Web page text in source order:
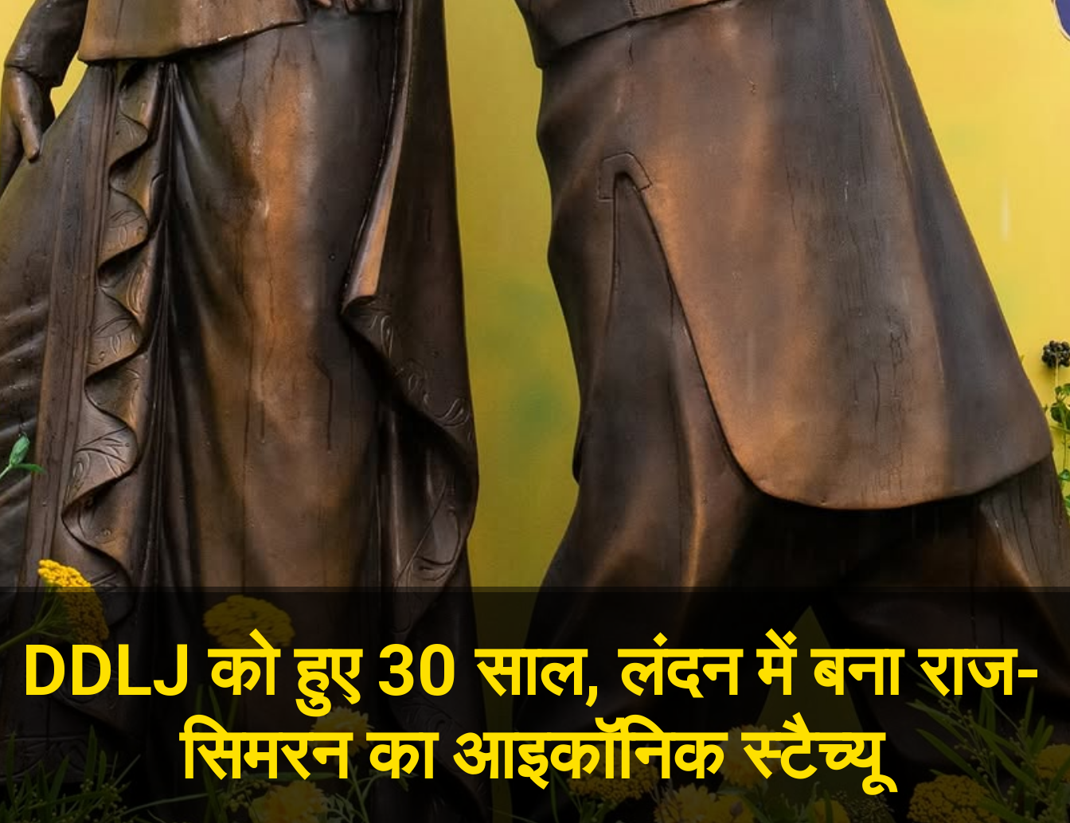
DDLJ को हुए 30 साल, लंदन में बना राज-
सिमरन का आइकॉनिक स्टैच्यू